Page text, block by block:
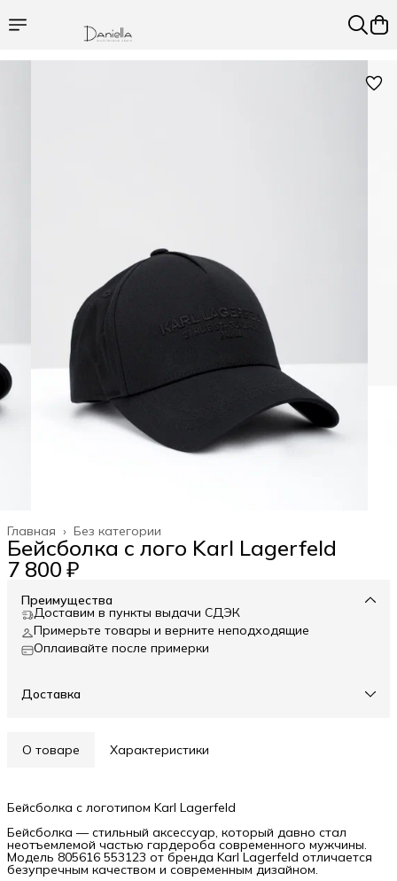
Без категории
Главная ›
Бейсболка с лого Karl Lagerfeld
7 800 ₽
Преимущества
Доставим в пункты выдачи СДЭК
Примерьте товары и верните неподходящие
Оплаивайте после примерки
Доставка
О товаре Характеристики
Бейсболка с логотипом Karl Lagerfeld
Бейсболка — стильный аксессуар, который давно стал
неотъемлемой частью гардероба современного мужчины.
Модель 805616 553123 от бренда Karl Lagerfeld отличается
безупречным качеством и современным дизайном.